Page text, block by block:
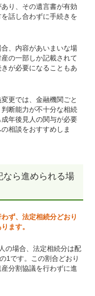
り、その遺言書が有効
話し合わずに手続きを
、内容があいまいな場
の一部しか記載されて
が必要になることもあ
更では、金融機関ごと
断能力が不十分な相続
年後見人の関与が必要
相談をおすすめしま
なら進められる場
ず、法定相続分どおり
ます。
の場合、法定相続分は配
1です。この割合どおり
分割協議を行わずに進